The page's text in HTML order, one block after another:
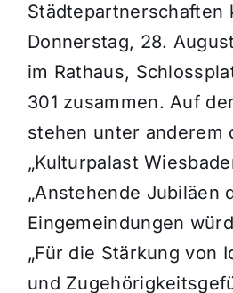
Städtepartnerschaften
Donnerstag, 28.
im Rathaus,
301 zusammen. Auf
stehen unter anderem
„Kulturpalast
„Anstehende Jubiläen
Eingemeindungen
„Für die Stärkung von
und